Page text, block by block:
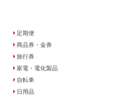
定期便
商品券・金券
旅行券
家電・電化製品
自転車
日用品